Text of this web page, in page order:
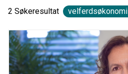
2 Søkeresultat velferdsøkonomi